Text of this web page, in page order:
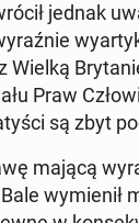
jednak
Wielką
Praw
są zbyt
mającą
wy­mie­nił